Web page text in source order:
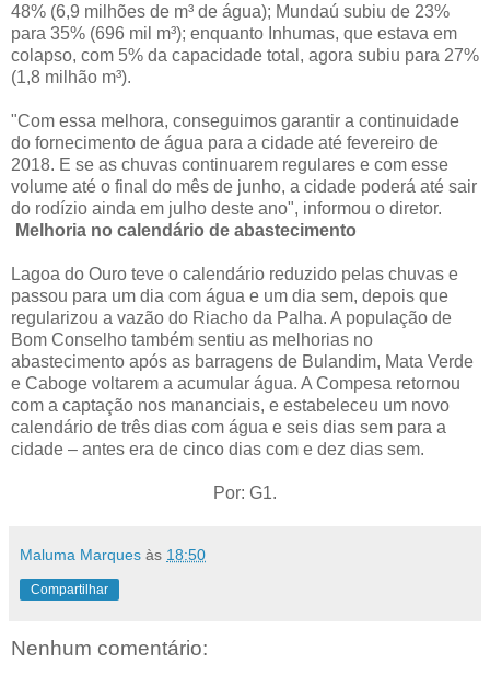
48% (6,9 milhões de m³ de água); Mundaú subiu de 23%
para 35% (696 mil m³); enquanto Inhumas, que estava em
colapso, com 5% da capacidade total, agora subiu para 27%
(1,8 milhão m³).
"Com essa melhora, conseguimos garantir a continuidade
do fornecimento de água para a cidade até fevereiro de
2018. E se as chuvas continuarem regulares e com esse
volume até o final do mês de junho, a cidade poderá até sair
do rodízio ainda em julho deste ano", informou o diretor.
Melhoria no calendário de abastecimento
Lagoa do Ouro teve o calendário reduzido pelas chuvas e
passou para um dia com água e um dia sem, depois que
regularizou a vazão do Riacho da Palha. A população de
Bom Conselho também sentiu as melhorias no
abastecimento após as barragens de Bulandim, Mata Verde
e Caboge voltarem a acumular água. A Compesa retornou
com a captação nos mananciais, e estabeleceu um novo
calendário de três dias com água e seis dias sem para a
cidade – antes era de cinco dias com e dez dias sem.
Por: G1.
Maluma Marques às 18:50
Compartilhar
Nenhum comentário: